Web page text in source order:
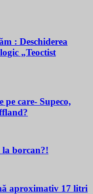
: Deschiderea
„Teoctist
care- Supeco,
la borcan?!
aproximativ 17 litri